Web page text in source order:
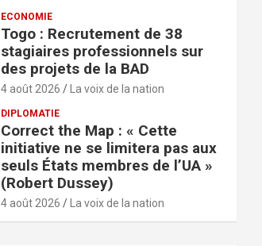
ECONOMIE
Togo : Recrutement de 38
stagiaires professionnels sur
des projets de la BAD
4 août 2026 La voix de la nation
DIPLOMATIE
Correct the Map : « Cette
initiative ne se limitera pas aux
seuls États membres de l’UA »
(Robert Dussey)
4 août 2026 La voix de la nation